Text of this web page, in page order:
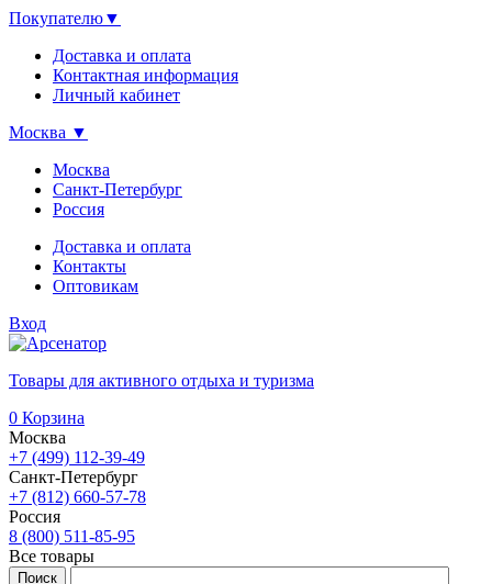
Покупателю▼
Доставка и оплата
Контактная информация
Личный кабинет
Москва ▼
Москва
Санкт-Петербург
Россия
Доставка и оплата
Контакты
Оптовикам
Вход
Товары для активного отдыха и туризма
0 Корзина
Москва
+7 (499) 112-39-49
Санкт-Петербург
+7 (812) 660-57-78
Россия
8 (800) 511-85-95
Все товары